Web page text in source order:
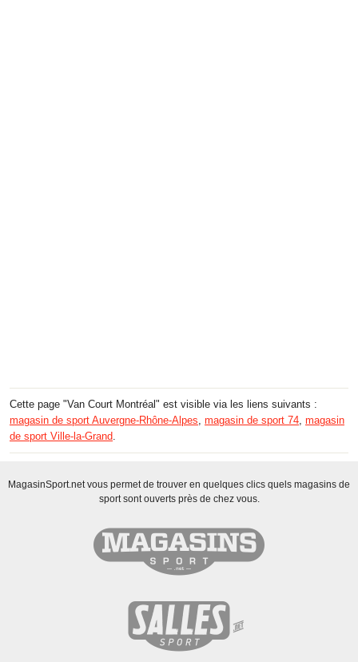
Cette page "Van Court Montréal" est visible via les liens suivants :
magasin de sport Auvergne-Rhône-Alpes, magasin de sport 74, magasin
de sport Ville-la-Grand.
MagasinSport.net vous permet de trouver en quelques clics quels magasins de
sport sont ouverts près de chez vous.